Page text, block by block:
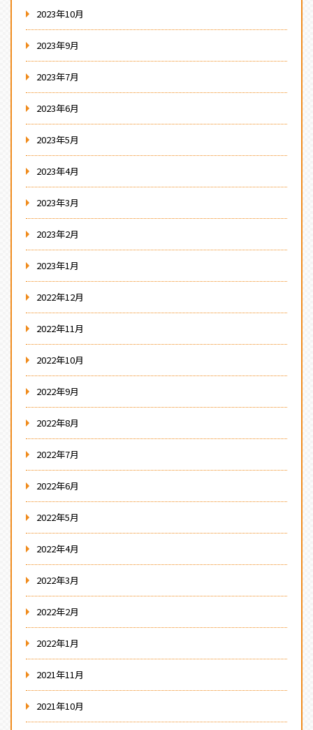
2023年10月
2023年9月
2023年7月
2023年6月
2023年5月
2023年4月
2023年3月
2023年2月
2023年1月
2022年12月
2022年11月
2022年10月
2022年9月
2022年8月
2022年7月
2022年6月
2022年5月
2022年4月
2022年3月
2022年2月
2022年1月
2021年11月
2021年10月